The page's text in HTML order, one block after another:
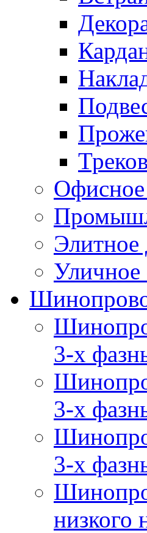
Уличное
3-х
3-х
3-х
низкого